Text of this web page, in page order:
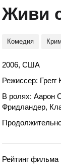
Живи
Комедия
2006, США
Режиссер:
В ролях: Аарон
Фридландер,
Рейтинг фильма